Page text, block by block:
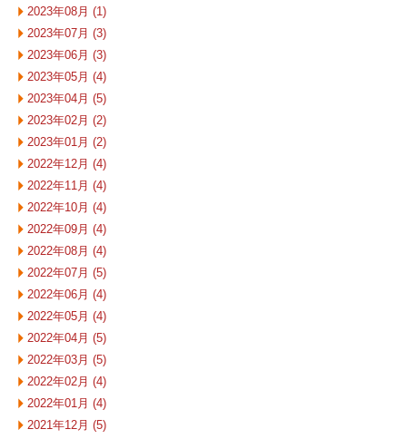
2023年08月 (1)
2023年07月 (3)
2023年06月 (3)
2023年05月 (4)
2023年04月 (5)
2023年02月 (2)
2023年01月 (2)
2022年12月 (4)
2022年11月 (4)
2022年10月 (4)
2022年09月 (4)
2022年08月 (4)
2022年07月 (5)
2022年06月 (4)
2022年05月 (4)
2022年04月 (5)
2022年03月 (5)
2022年02月 (4)
2022年01月 (4)
2021年12月 (5)